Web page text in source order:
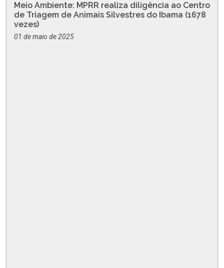
Meio Ambiente: MPRR realiza diligência ao Centro
de Triagem de Animais Silvestres do Ibama (1678
vezes)
01 de maio de 2025